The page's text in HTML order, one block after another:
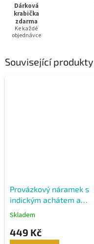
Dárková
krabička
zdarma
Ke každé
objednávce
Související produkty
Provázkový náramek s
indickým achátem a
tygřím okem
Skladem
449 Kč